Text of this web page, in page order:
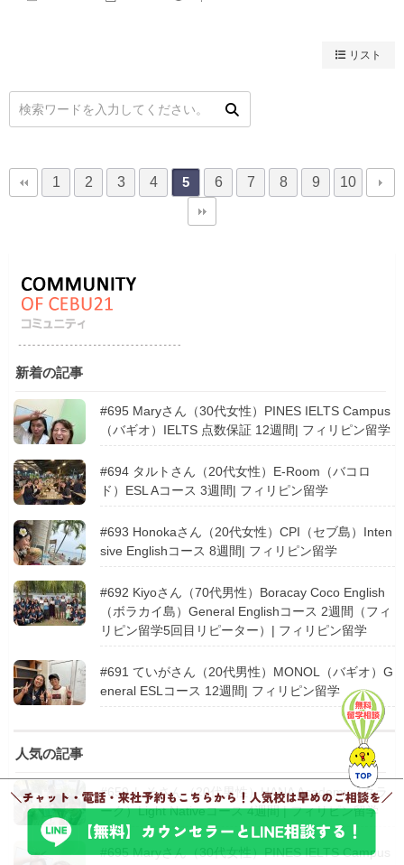
リスト
1 2 3 4 5 6 7 8 9 10
新着の記事
#695 Maryさん（30代女性）PINES IELTS Campus
（バギオ）IELTS 点数保証 12週間| フィリピン留学
#694 タルトさん（20代女性）E-Room（バコロ
ド）ESL Aコース 3週間| フィリピン留学
#693 Honokaさん（20代女性）CPI（セブ島）Inten
sive Englishコース 8週間| フィリピン留学
#692 Kiyoさん（70代男性）Boracay Coco English
（ボラカイ島）General Englishコース 2週間（フィ
リピン留学5回目リピーター）| フィリピン留学
#691 ていがさん（20代男性）MONOL（バギオ）G
eneral ESLコース 12週間| フィリピン留学
人気の記事
#659 しそさん（20代男性）HANA Academy（クラ
ーク）Light Nativeコース 4週間 | フィリピン留学
#695 Maryさん（30代女性）PINES IELTS Campus